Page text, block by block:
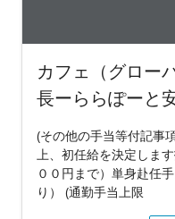
カフェ（グロー
長ーららぽーと安
(その他の手当等付記事
上、初任給を決定しま
００円まで）単身赴任
り） (通勤手当上限